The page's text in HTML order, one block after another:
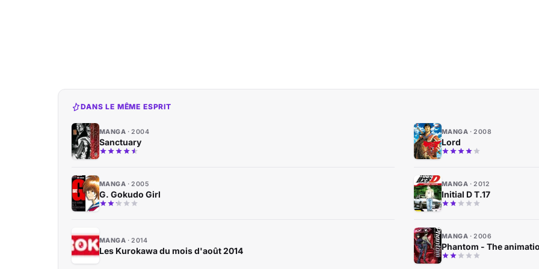
DANS LE MÊME ESPRIT
MANGA 2004
Sanctuary
MANGA 2008
Lord
MANGA 2005
G. Gokudo Girl
MANGA 2012
Initial D T.17
MANGA 2014
Les Kurokawa du mois d'août 2014
MANGA 2006
Phantom - The